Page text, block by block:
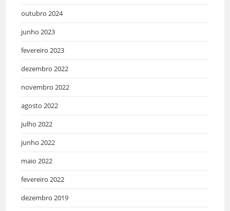
outubro 2024
junho 2023
fevereiro 2023
dezembro 2022
novembro 2022
agosto 2022
julho 2022
junho 2022
maio 2022
fevereiro 2022
dezembro 2019